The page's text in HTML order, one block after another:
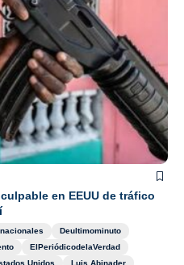
en EEUU de tráfico
Deultimominuto
ElPeriódicodelaVerdad
Unidos
Luis Abinader